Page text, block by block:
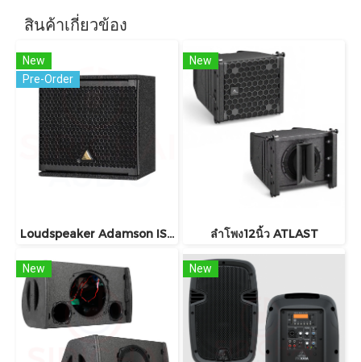
สินค้าเกี่ยวข้อง
New
Pre-Order
Loudspeaker Adamson IS5c
New
ลำโพง12นิ้ว ATLAST
New New